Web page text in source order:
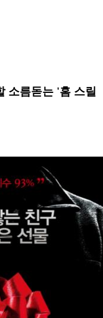
소름돋는 '홈 스릴